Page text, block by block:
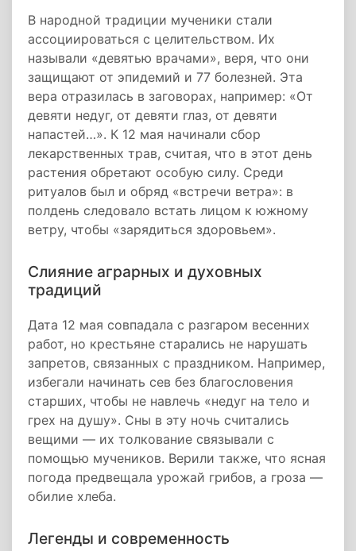
В народной традиции мученики стали
ассоциироваться с целительством. Их
называли «девятью врачами», веря, что они
защищают от эпидемий и 77 болезней. Эта
вера отразилась в заговорах, например: «От
девяти недуг, от девяти глаз, от девяти
напастей…». К 12 мая начинали сбор
лекарственных трав, считая, что в этот день
растения обретают особую силу. Среди
ритуалов был и обряд «встречи ветра»: в
полдень следовало встать лицом к южному
ветру, чтобы «зарядиться здоровьем».
Слияние аграрных и духовных
традиций
Дата 12 мая совпадала с разгаром весенних
работ, но крестьяне старались не нарушать
запретов, связанных с праздником. Например,
избегали начинать сев без благословения
старших, чтобы не навлечь «недуг на тело и
грех на душу». Сны в эту ночь считались
вещими — их толкование связывали с
помощью мучеников. Верили также, что ясная
погода предвещала урожай грибов, а гроза —
обилие хлеба.
Легенды и современность